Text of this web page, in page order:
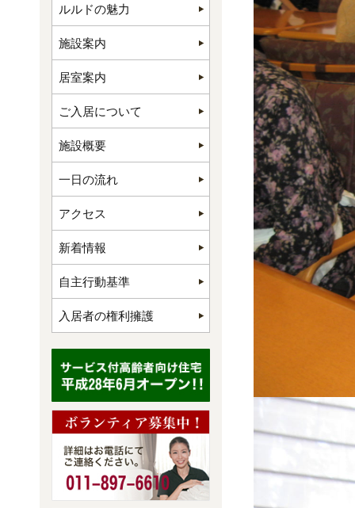
ルルドの魅力
施設案内
居室案内
ご入居について
施設概要
一日の流れ
アクセス
新着情報
自主行動基準
入居者の権利擁護